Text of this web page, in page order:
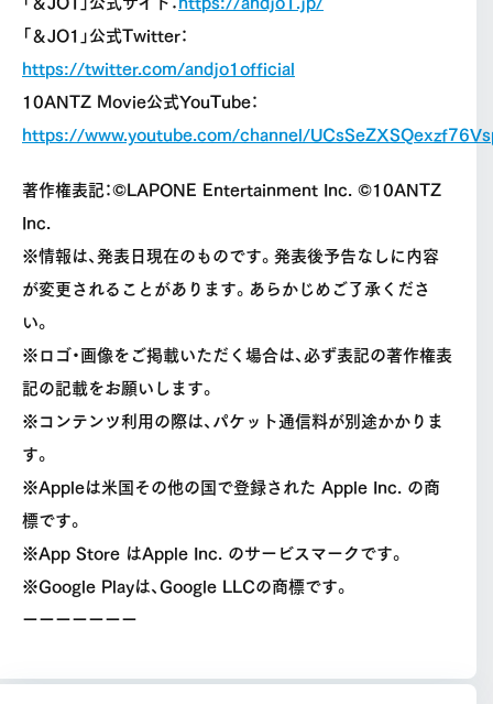
「＆JO1」公式Twitter：
https://twitter.com/andjo1official
10ANTZ Movie公式YouTube：
https://www.youtube.com/channel/
著作権表記：©LAPONE Entertainment Inc. ©10ANTZ
Inc.
※情報は、発表日現在のものです。発表後予告なしに内容
が変更されることがあります。あらかじめご了承くださ
い。
※ロゴ・画像をご掲載いただく場合は、必ず表記の著作権表
記の記載をお願いします。
※コンテンツ利用の際は、パケット通信料が別途かかりま
す。
※Appleは米国その他の国で登録された Apple Inc. の商
標です。
※App Store はApple Inc. のサービスマークです。
※Google Playは、Google LLCの商標です。
ーーーーーーー